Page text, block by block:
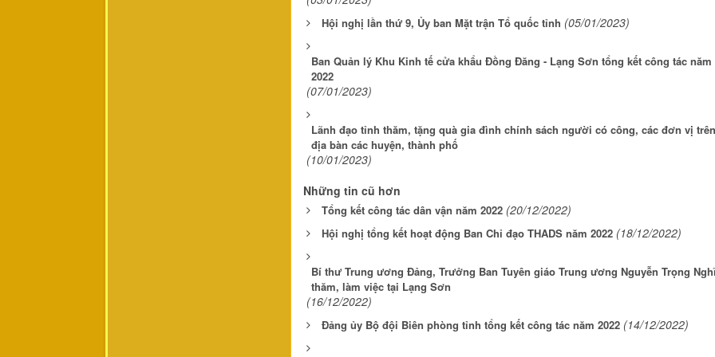
Hội nghị lần thứ 9, Ủy ban Mặt trận Tổ quốc tỉnh (05/01/2023)
Ban Quản lý Khu Kinh tế cửa khẩu Đồng Đăng - Lạng Sơn tổng kết công tác năm
2022
(07/01/2023)
Lãnh đạo tỉnh thăm, tặng quà gia đình chính sách người có công, các đơn vị trên
địa bàn các huyện, thành phố
(10/01/2023)
Những tin cũ hơn
Tổng kết công tác dân vận năm 2022 (20/12/2022)
Hội nghị tổng kết hoạt động Ban Chỉ đạo THADS năm 2022 (18/12/2022)
Bí thư Trung ương Đảng, Trưởng Ban Tuyên giáo Trung ương Nguyễn Trọng
thăm, làm việc tại Lạng Sơn
(16/12/2022)
Đảng ủy Bộ đội Biên phòng tỉnh tổng kết công tác năm 2022 (14/12/2022)